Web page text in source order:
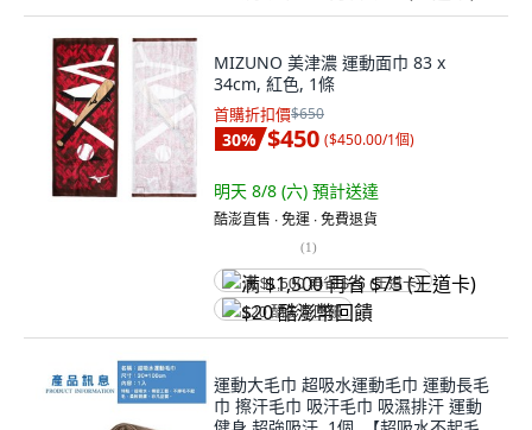
MIZUNO 美津濃 運動面巾 83 x
34cm, 紅色, 1條
首購折扣價$650
30% $450 ($450.00/1個)
明天 8/8 (六) 預計送達
酷澎直售 ∙ 免運 ∙ 免費退貨
(1)
满 $1,500 再省 $75 (王道卡)
$20 酷澎幣回饋
運動大毛巾 超吸水運動毛巾 運動長毛
巾 擦汗毛巾 吸汗毛巾 吸濕排汗 運動